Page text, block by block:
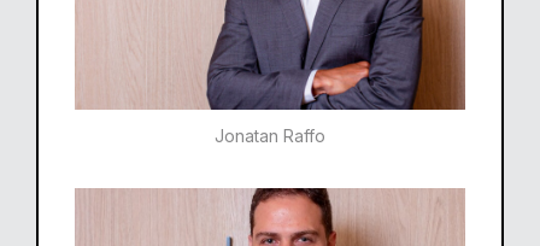
Jonatan Raffo